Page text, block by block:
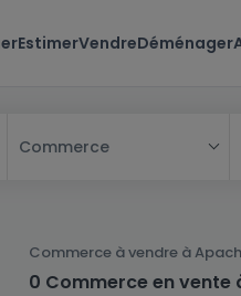
EstimerVendreDéménager
Commerce
Maison
Appartement
Commerce à vendre à Apach
0 Commerce en vente